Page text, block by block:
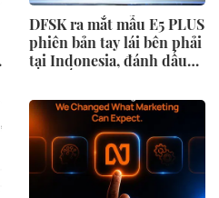
DFSK ra mắt mẫu E5 PLUS
phiên bản tay lái bên phải
tại Indonesia, đánh dấu
trình mở rộng toàn cầu